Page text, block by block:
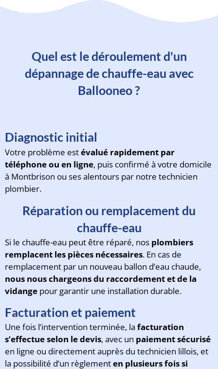
Quel est le déroulement d'un
dépannage de chauffe-eau avec
Ballooneo ?
Diagnostic initial
Votre problème estévalué rapidement par
téléphone ou en ligne, puis confirmé à votre domicile
à Montbrison ou ses alentours par notre technicien
plombier.
Réparation ou remplacement du
chauffe-eau
Si le chauffe-eau peut être réparé, nos plombiers
remplacent les pièces nécessaires. En cas de
remplacement par un nouveau ballon d’eau chaude,
nous nous chargeons du raccordement et de la
vidange pour garantir une installation durable.
Facturation et paiement
Une fois l’intervention terminée, la facturation
s’effectue selon le devis, avec un paiement sécurisé
en ligne ou directement auprès du technicien lillois, et
la possibilité d’un règlementen plusieurs fois si